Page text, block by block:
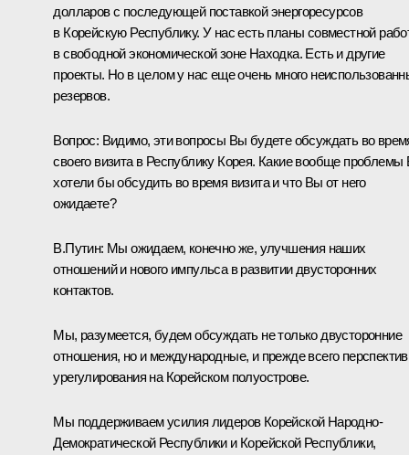
долларов с последующей поставкой энергоресурсов
в Корейскую Республику. У нас есть планы совместной
в свободной экономической зоне Находка. Есть и другие
проекты. Но в целом у нас еще очень много
резервов.
Вопрос: Видимо, эти вопросы Вы будете обсуждать во
своего визита в Республику Корея. Какие вообще
хотели бы обсудить во время визита и что Вы от него
ожидаете?
В.Путин: Мы ожидаем, конечно же, улучшения наших
отношений и нового импульса в развитии двусторонних
контактов.
Мы, разумеется, будем обсуждать не только двусторонние
отношения, но и международные, и прежде всего
урегулирования на Корейском полуострове.
Мы поддерживаем усилия лидеров Корейской Народно-
Демократической Республики и Корейской Республики,